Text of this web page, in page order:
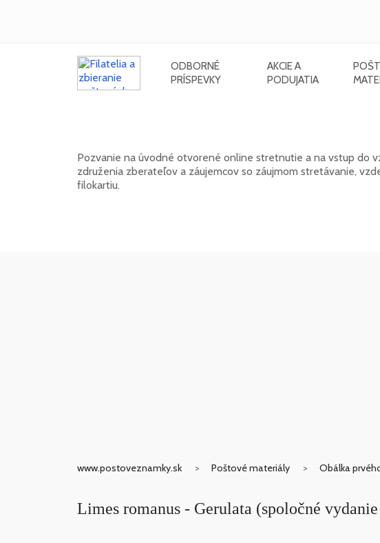
ODBORNÉ
PRÍSPEVKY
AKCIE A
PODUJATIA
Pozvanie na úvodné otvorené online stretnutie a na vstup do
združenia zberateľov a záujemcov so záujmom stretávanie,
filokartiu.
www.postoveznamky.sk Poštové materiály Obálka
Limes romanus - Gerulata (spoločné